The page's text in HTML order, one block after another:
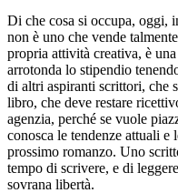
Di che cosa si occupa, oggi,
non è uno che vende
propria attività creativa, è
arrotonda lo stipendio
di altri aspiranti scrittori, che
libro, che deve restare
agenzia, perché se vuole
conosca le tendenze attuali
prossimo romanzo. Uno
tempo di scrivere, e di
sovrana libertà.